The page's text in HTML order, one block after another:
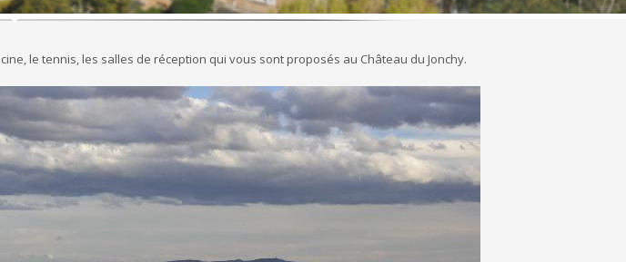
le tennis, les salles de réception qui vous sont proposés au Château du Jonchy.
Next